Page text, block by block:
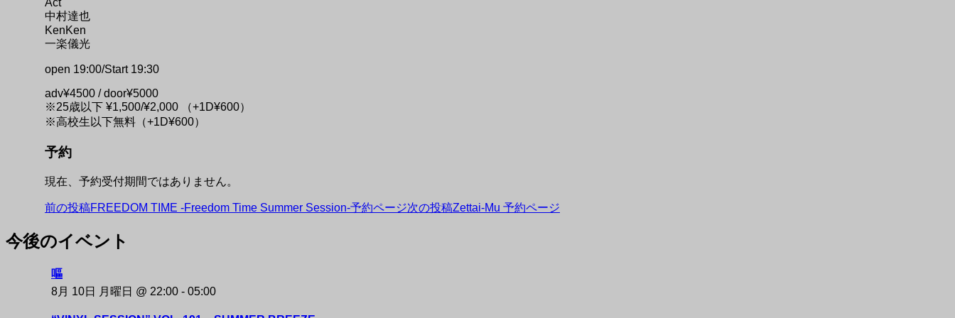
中村達也
KenKen
一楽儀光
open 19:00/Start 19:30
adv¥4500 / door¥5000
※25歳以下 ¥1,500/¥2,000 （+1D¥600）
※高校生以下無料（+1D¥600）
予約
現在、予約受付期間ではありません。
投
稿
ビ
ゲ
前の投稿FREEDOM TIME -Freedom Time Summer Session-予約ページ次の投稿Zettai-Mu 予約ページ
NAKAZAKI DEPOT
今後のイベント
嘔
8月 10日 月曜日 @ 22:00 - 05:00